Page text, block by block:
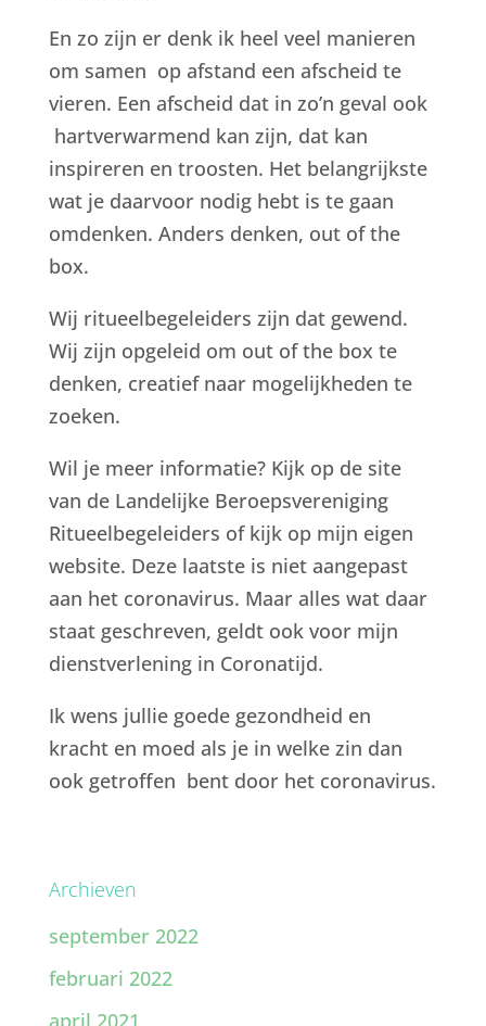
En zo zijn er denk ik heel veel manieren
om samen op afstand een afscheid te
vieren. Een afscheid dat in zo’n geval ook
hartverwarmend kan zijn, dat kan
inspireren en troosten. Het belangrijkste
wat je daarvoor nodig hebt is te gaan
omdenken. Anders denken, out of the
box.
Wij ritueelbegeleiders zijn dat gewend.
Wij zijn opgeleid om out of the box te
denken, creatief naar mogelijkheden te
zoeken.
Wil je meer informatie? Kijk op de site
van de Landelijke Beroepsvereniging
Ritueelbegeleiders of kijk op mijn eigen
website. Deze laatste is niet aangepast
aan het coronavirus. Maar alles wat daar
staat geschreven, geldt ook voor mijn
dienstverlening in Coronatijd.
Ik wens jullie goede gezondheid en
kracht en moed als je in welke zin dan
ook getroffen bent door het coronavirus.
Archieven
september 2022
februari 2022
april 2021